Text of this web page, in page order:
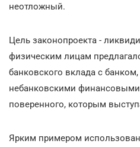
неотложный.
Цель законопроекта -
физическим лицам
банковского вклада с
небанковскими
поверенного, которым
Ярким примером